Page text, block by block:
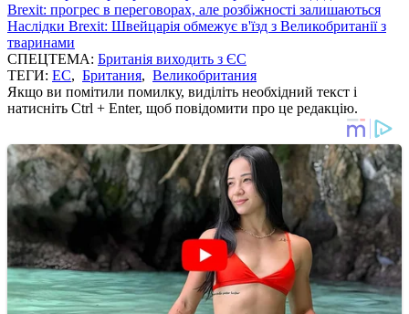
Brexit: прогрес в переговорах, але розбіжності залишаються
Наслідки Brexit: Швейцарія обмежує в'їзд з Великобританії з
тваринами
СПЕЦТЕМА: Британія виходить з ЄС
ТЕГИ: ЕС, Британия, Великобритания
Якщо ви помітили помилку, виділіть необхідний текст і
натисніть Ctrl + Enter, щоб повідомити про це редакцію.